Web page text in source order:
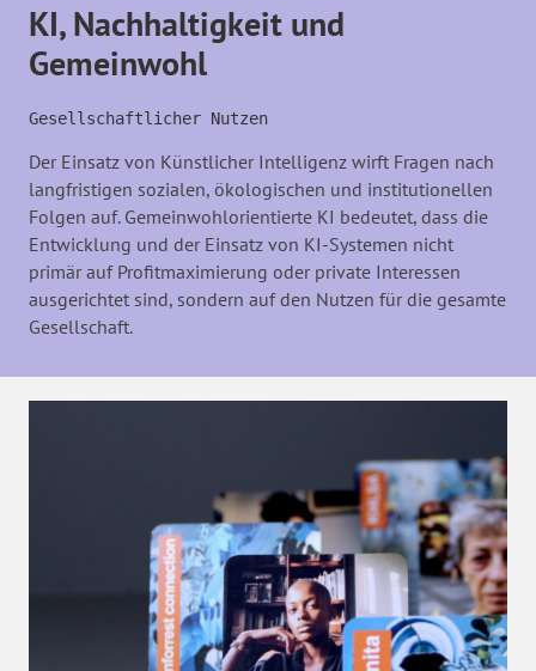
KI, Nachhaltigkeit und
Gemeinwohl
Gesellschaftlicher Nutzen
Der Einsatz von Künstlicher Intelligenz wirft Fragen nach
langfristigen sozialen, ökologischen und institutionellen
Folgen auf. Gemeinwohlorientierte KI bedeutet, dass die
Entwicklung und der Einsatz von KI-Systemen nicht
primär auf Profitmaximierung oder private Interessen
ausgerichtet sind, sondern auf den Nutzen für die gesamte
Gesellschaft.